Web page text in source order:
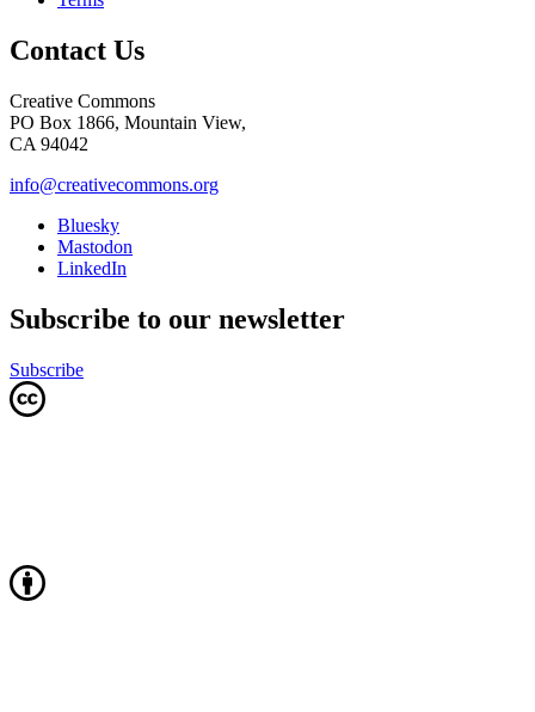
Contact Us
Creative Commons
PO Box 1866, Mountain View,
CA 94042
info@creativecommons.org
Bluesky
Mastodon
LinkedIn
Subscribe to our newsletter
Subscribe